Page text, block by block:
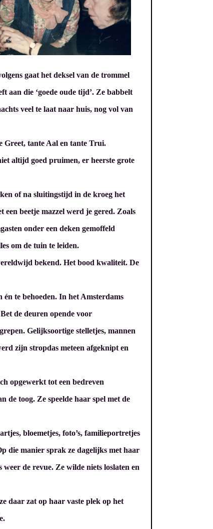
gaat het deksel van de trommel
aan die ‘goede oude tijd’. Ze babbelt
veel te laat naar huis, nog vol van
Greet, tante Aal en tante Trui.
altijd goed pruimen, er heerste grote
of na sluitingstijd in de kroeg het
beetje mazzel werd je gered. Zoals
onder een deken gemoffeld
om de tuin te leiden.
bekend. Het bood kwaliteit. De
te behoeden. In het Amsterdams
de deuren opende voor
Gelijksoortige stelletjes, mannen
zijn stropdas meteen afgeknipt en
opgewerkt tot een bedreven
de toog. Ze speelde haar spel met de
bloemetjes, foto’s, familieportretjes
die manier sprak ze dagelijks met haar
de revue. Ze wilde niets loslaten en
daar zat op haar vaste plek op het